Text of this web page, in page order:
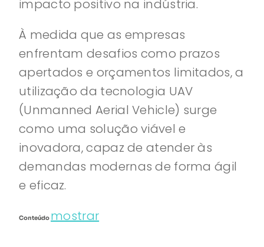
impacto positivo na indústria.
À medida que as empresas
enfrentam desafios como prazos
apertados e orçamentos limitados, a
utilização da tecnologia UAV
(Unmanned Aerial Vehicle) surge
como uma solução viável e
inovadora, capaz de atender às
demandas modernas de forma ágil
e eficaz.
Conteúdo mostrar